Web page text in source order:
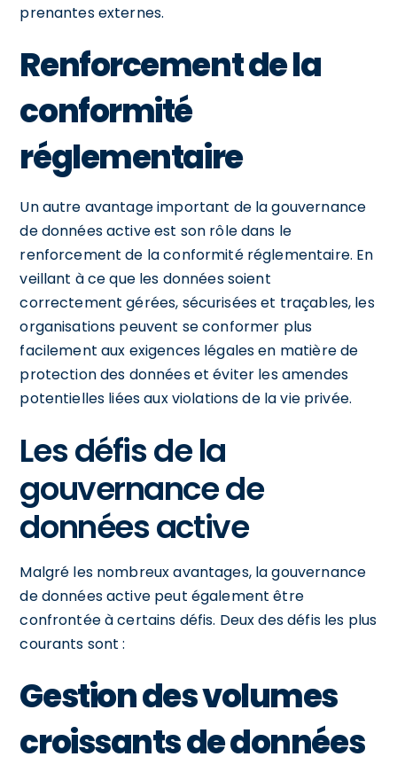
prenantes externes.
Renforcement de la
conformité
réglementaire
Un autre avantage important de la gouvernance
de données active est son rôle dans le
renforcement de la conformité réglementaire. En
veillant à ce que les données soient
correctement gérées, sécurisées et traçables, les
organisations peuvent se conformer plus
facilement aux exigences légales en matière de
protection des données et éviter les amendes
potentielles liées aux violations de la vie privée.
Les défis de la
gouvernance de
données active
Malgré les nombreux avantages, la gouvernance
de données active peut également être
confrontée à certains défis. Deux des défis les plus
courants sont :
Gestion des volumes
croissants de données